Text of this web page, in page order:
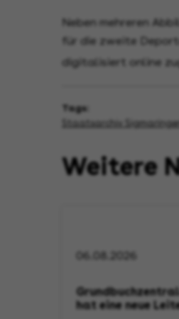
Neben mehreren
für die zweite
digitalisiert online
Tags:
Staatsarchiv Sigmaringen
Weitere
06.08.2026
hat eine neue